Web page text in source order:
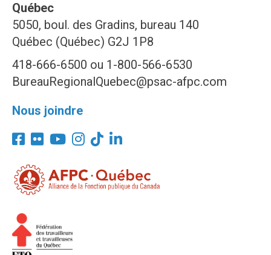
Québec
5050, boul. des Gradins, bureau 140
Québec (Québec) G2J 1P8
418-666-6500 ou 1-800-566-6530
BureauRegionalQuebec@psac-afpc.com
Nous joindre